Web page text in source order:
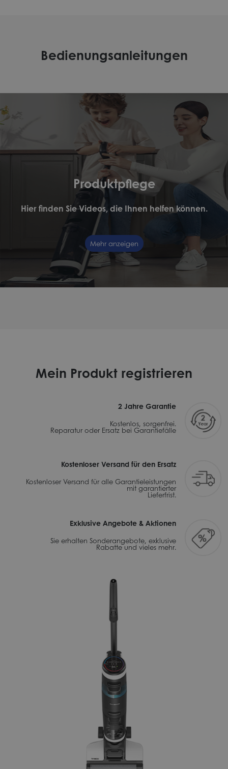
Bedienungsanleitungen
Produktpflege
Hier finden Sie Videos, die Ihnen helfen können.
Mehr anzeigen
Mein Produkt registrieren
2 Jahre Garantie
Kostenlos, sorgenfrei.
Reparatur oder Ersatz bei Garantiefälle
Kostenloser Versand für den Ersatz
Kostenloser Versand für alle Garantieleistungen
mit garantierter
Lieferfrist.
Exklusive Angebote & Aktionen
Sie erhalten Sonderangebote, exklusive
Rabatte und vieles mehr.